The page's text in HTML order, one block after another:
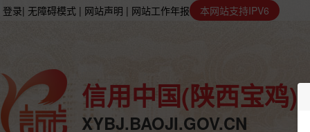
登录| 无障碍模式 | 网站声明 | 网站工作年报 本网站支持IPV6
信用中国(陕西宝鸡)
XYBJ.BAOJI.GOV.CN